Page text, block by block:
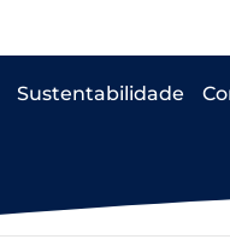
Sustentabilidade